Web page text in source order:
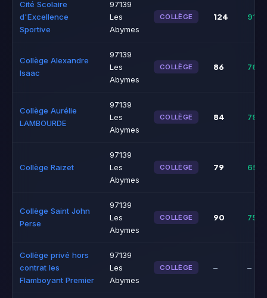
Cité Scolaire
d'Excellence
Sportive
97139
Les
Abymes
COLLÈGE 124 91%
Collège Alexandre
Isaac
97139
Les
Abymes
COLLÈGE 86 76%
Collège Aurélie
LAMBOURDE
97139
Les
Abymes
COLLÈGE 84 79%
Collège Raizet
97139
Les
Abymes
COLLÈGE 79 65%
Collège Saint John
Perse
97139
Les
Abymes
COLLÈGE 90 75%
Collège privé hors
contrat les
Flamboyant Premier
97139
Les
Abymes
COLLÈGE – –